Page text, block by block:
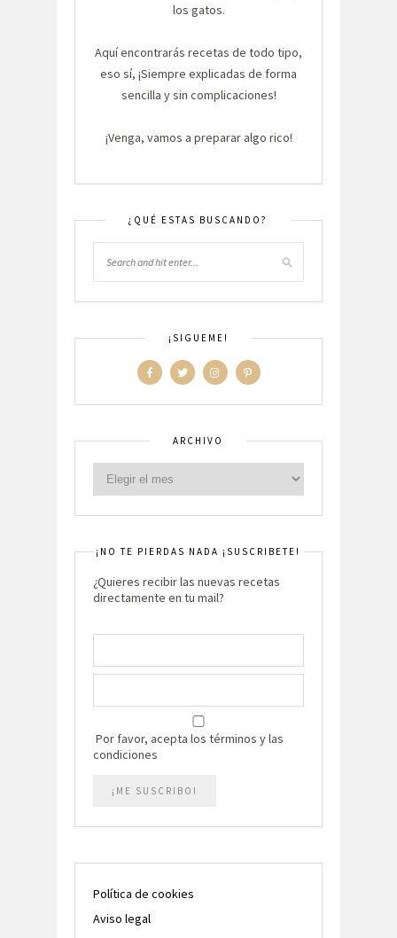
los gatos.
Aquí encontrarás recetas de todo tipo,
eso sí, ¡Siempre explicadas de forma
sencilla y sin complicaciones!
¡Venga, vamos a preparar algo rico!
¿QUÉ ESTAS BUSCANDO?
¡SIGUEME!
ARCHIVO
¡NO TE PIERDAS NADA ¡SUSCRIBETE!
¿Quieres recibir las nuevas recetas
directamente en tu mail?
Por favor, acepta los términos y las
condiciones
Política de cookies
Aviso legal